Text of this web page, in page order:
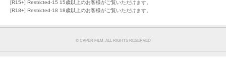
[R15+] Restricted-15 15歳以上のお客様がご覧いただけます。
[R18+] Restricted-18 18歳以上のお客様がご覧いただけます。
© CAPER FILM. ALL RIGHTS RESERVED